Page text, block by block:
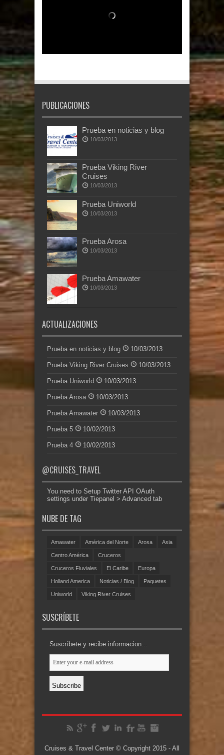
PUBLICACIONES
Prueba en noticias y blog
10/03/2013
Prueba Viking River
Cruises
10/03/2013
Prueba Uniworld
10/03/2013
Prueba Arosa
10/03/2013
Prueba Amawater
10/03/2013
ACTUALIZACIONES
Prueba en noticias y blog 10/03/2013
Prueba Viking River Cruises 10/03/2013
Prueba Uniworld 10/03/2013
Prueba Arosa 10/03/2013
Prueba Amawater 10/03/2013
Prueba 5 10/02/2013
Prueba 4 10/02/2013
@CRUISES_TRAVEL
You need to Setup Twitter API OAuth
settings under Tiepanel > Advanced tab
NUBE DE TAG
Amawater América del Norte Arosa Asia
Centro América Cruceros
Cruceros Fluviales El Caribe Europa
Holland America Noticias / Blog Paquetes
Uniworld Viking River Cruises
SUSCRÍBETE
Suscríbete y recibe informacion...
Cruises & Travel Center © Copyright 2015 - All